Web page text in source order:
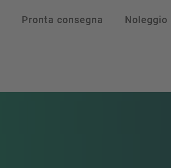
Pronta consegna Noleggio